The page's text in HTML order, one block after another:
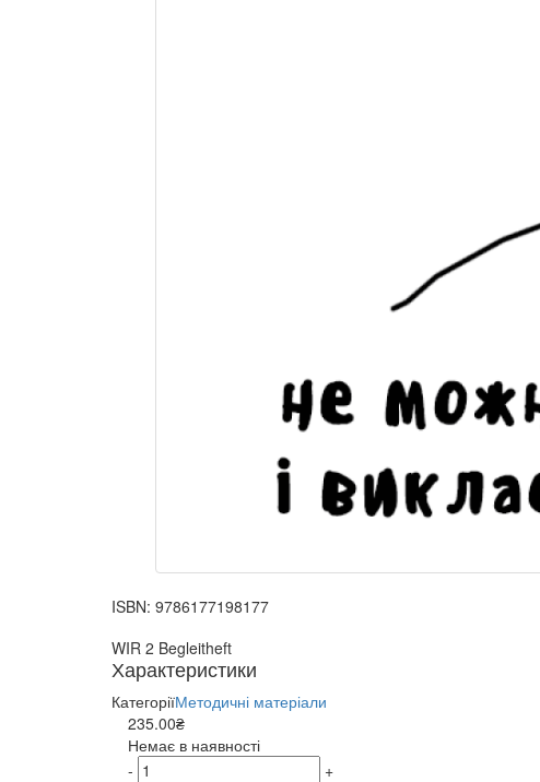
ISBN: 9786177198177
WIR 2 Begleitheft
Характеристики
КатегоріїМетодичні матеріали
235.00₴
Немає в наявності
-
+